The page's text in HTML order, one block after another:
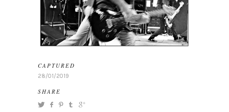
CAPTURED
28/01/2019
SHARE